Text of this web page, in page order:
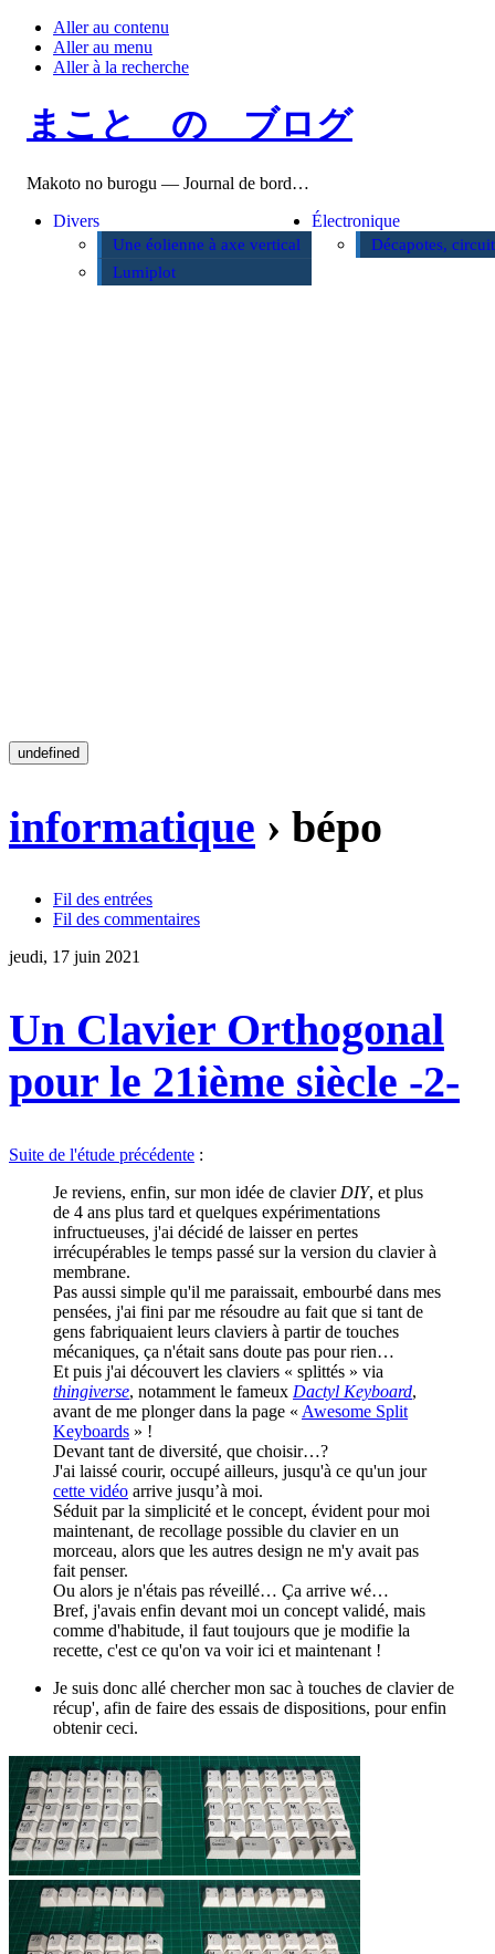
Aller au contenu
Aller au menu
Aller à la recherche
まこと の ブログ
Makoto no burogu — Journal de bord…
Divers
Une éolienne à axe vertical
Lumiplot
Électronique
Décapotes,
undefined
informatique › bépo
Fil des entrées
Fil des commentaires
jeudi, 17 juin 2021
Un Clavier Orthogonal
pour le 21ième siècle -2-
Suite de l'étude précédente :
Je reviens, enfin, sur mon idée de clavier DIY, et plus
de 4 ans plus tard et quelques expérimentations
infructueuses, j'ai décidé de laisser en pertes
irrécupérables le temps passé sur la version du clavier à
membrane.
Pas aussi simple qu'il me paraissait, embourbé dans mes
pensées, j'ai fini par me résoudre au fait que si tant de
gens fabriquaient leurs claviers à partir de touches
mécaniques, ça n'était sans doute pas pour rien…
Et puis j'ai découvert les claviers « splittés » via
thingiverse, notamment le fameux Dactyl Keyboard,
avant de me plonger dans la page « Awesome Split
Keyboards » !
Devant tant de diversité, que choisir…?
J'ai laissé courir, occupé ailleurs, jusqu'à ce qu'un jour
cette vidéo arrive jusqu’à moi.
Séduit par la simplicité et le concept, évident pour moi
maintenant, de recollage possible du clavier en un
morceau, alors que les autres design ne m'y avait pas
fait penser.
Ou alors je n'étais pas réveillé… Ça arrive wé…
Bref, j'avais enfin devant moi un concept validé, mais
comme d'habitude, il faut toujours que je modifie la
recette, c'est ce qu'on va voir ici et maintenant !
Je suis donc allé chercher mon sac à touches de clavier de
récup', afin de faire des essais de dispositions, pour enfin
obtenir ceci.